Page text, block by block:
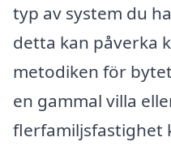
typ av system du
detta kan påverka
metodiken för
en gammal villa
flerfamiljsfastighet